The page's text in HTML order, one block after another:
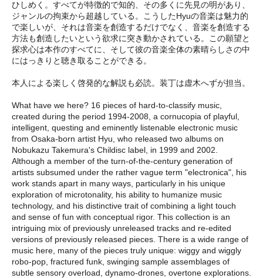
ひしめく。すべてが特徴的で知的、その多くに先見の明があり、
ジャンルの拘束から超越している。こうしたHyuの音楽は魅力的
で楽しいが、それは音楽を創造するだけでなく、音楽を創造する
方法も創造したいという欲求に突き動かされている。この願望と
探求心は本作のすべてに、そして彼の音楽全体の素晴らしさの中
にはっきりと聴き取ることができる。
本人による楽しく啓発的な解説も必読。装丁は虚木へずが担当。
What have we here? 16 pieces of hard-to-classify music,
created during the period 1994-2008, a cornucopia of playful,
intelligent, questing and eminently listenable electronic music
from Osaka-born artist Hyu, who released two albums on
Nobukazu Takemura's Childisc label, in 1999 and 2002.
Although a member of the turn-of-the-century generation of
artists subsumed under the rather vague term "electronica", his
work stands apart in many ways, particularly in his unique
exploration of microtonality, his ability to humanize music
technology, and his distinctive trait of combining a light touch
and sense of fun with conceptual rigor. This collection is an
intriguing mix of previously unreleased tracks and re-edited
versions of previously released pieces. There is a wide range of
music here, many of the pieces truly unique: wiggy and wiggly
robo-pop, fractured funk, swinging sample assemblages of
subtle sensory overload, dynamo-drones, overtone explorations.